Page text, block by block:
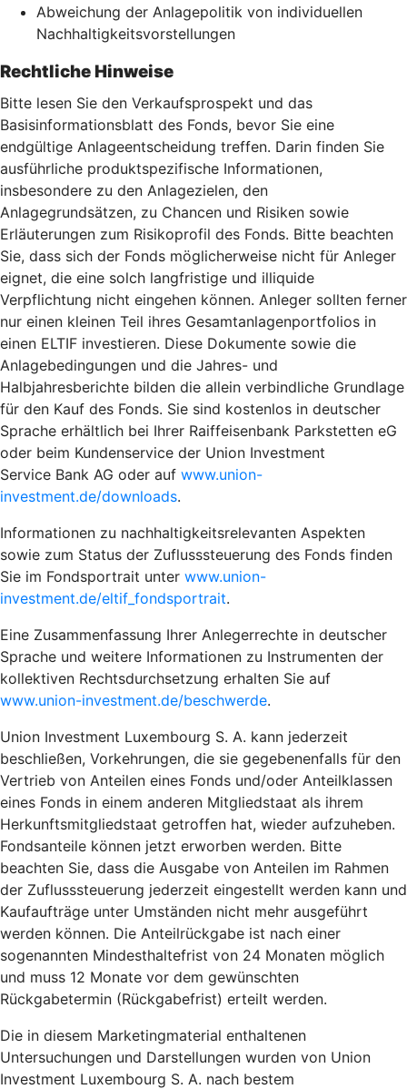
Abweichung der Anlagepolitik von individuellen
Nachhaltigkeitsvorstellungen
Rechtliche Hinweise
Bitte lesen Sie den Verkaufsprospekt und das
Basisinformationsblatt des Fonds, bevor Sie eine
endgültige Anlageentscheidung treffen. Darin finden Sie
ausführliche produktspezifische Informationen,
insbesondere zu den Anlagezielen, den
Anlagegrundsätzen, zu Chancen und Risiken sowie
Erläuterungen zum Risikoprofil des Fonds. Bitte beachten
Sie, dass sich der Fonds möglicherweise nicht für Anleger
eignet, die eine solch langfristige und illiquide
Verpflichtung nicht eingehen können. Anleger sollten ferner
nur einen kleinen Teil ihres Gesamtanlagenportfolios in
einen ELTIF investieren. Diese Dokumente sowie die
Anlagebedingungen und die Jahres- und
Halbjahresberichte bilden die allein verbindliche Grundlage
für den Kauf des Fonds. Sie sind kostenlos in deutscher
Sprache erhältlich bei Ihrer Raiffeisenbank Parkstetten eG
oder beim Kundenservice der Union Investment
Service Bank AG oder auf www.union-
investment.de/downloads.
Informationen zu nachhaltigkeitsrelevanten Aspekten
sowie zum Status der Zuflusssteuerung des Fonds finden
Sie im Fondsportrait unter www.union-
investment.de/eltif_fondsportrait.
Eine Zusammenfassung Ihrer Anlegerrechte in deutscher
Sprache und weitere Informationen zu Instrumenten der
kollektiven Rechtsdurchsetzung erhalten Sie auf
www.union-investment.de/beschwerde.
Union Investment Luxembourg S. A. kann jederzeit
beschließen, Vorkehrungen, die sie gegebenenfalls für den
Vertrieb von Anteilen eines Fonds und/oder Anteilklassen
eines Fonds in einem anderen Mitgliedstaat als ihrem
Herkunftsmitgliedstaat getroffen hat, wieder aufzuheben.
Fondsanteile können jetzt erworben werden. Bitte
beachten Sie, dass die Ausgabe von Anteilen im Rahmen
der Zuflusssteuerung jederzeit eingestellt werden kann und
Kaufaufträge unter Umständen nicht mehr ausgeführt
werden können. Die Anteilrückgabe ist nach einer
sogenannten Mindesthaltefrist von 24 Monaten möglich
und muss 12 Monate vor dem gewünschten
Rückgabetermin (Rückgabefrist) erteilt werden.
Die in diesem Marketingmaterial enthaltenen
Untersuchungen und Darstellungen wurden von Union
Investment Luxembourg S. A. nach bestem